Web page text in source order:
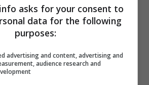
it o a mano
in via G. Leopardi
quest’anno i centri estivi
asks for your consent to
data for the following
purposes:
advertising and content, advertising and
audience research and